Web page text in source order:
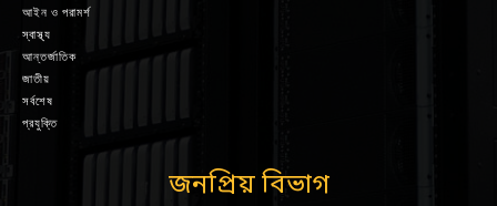
আইন ও পরামর্শ
স্বাস্থ্য
আন্তর্জাতিক
জাতীয়
সর্বশেষ
প্রযুক্তি
জনপ্রিয় বিভাগ